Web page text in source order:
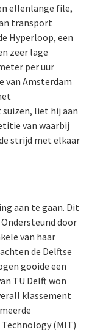
ellenlange file,
transport
Hyperloop, een
zeer lage
per uur
van Amsterdam
liet hij aan
van waarbij
strijd met elkaar
aan te gaan. Dit
door
van haar
de Delftse
gooide een
TU Delft won
klassement
(MIT)